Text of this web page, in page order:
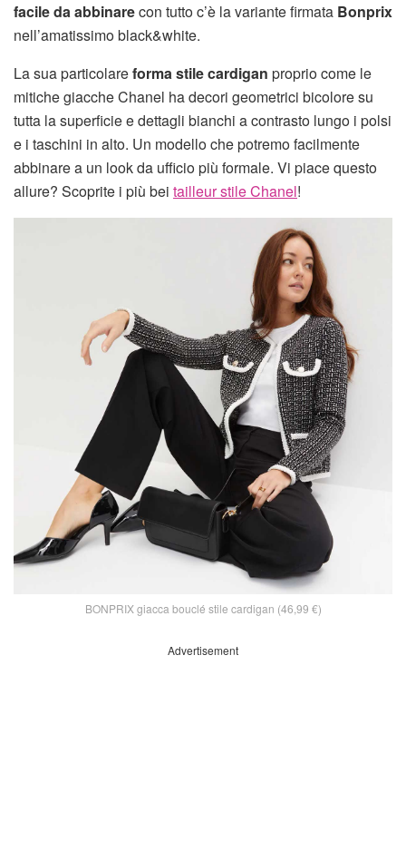
facile da abbinarecon tutto c’è la variante firmata Bonprix
nell’amatissimo black&white.
La sua particolareforma stile cardigan proprio come le
mitiche giacche Chanel ha decori geometrici bicolore su
tutta la superficie e dettagli bianchi a contrasto lungo i polsi
e i taschini in alto. Un modello che potremo facilmente
abbinare a un look da ufficio più formale. Vi piace questo
allure? Scoprite i più bei tailleur stile Chanel!
BONPRIX giacca bouclé stile cardigan (46,99 €)
Advertisement